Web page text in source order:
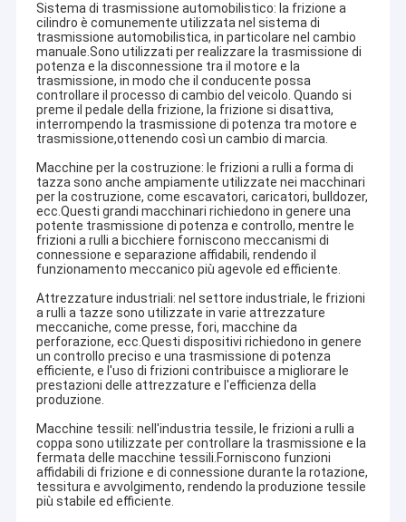
Sistema di trasmissione automobilistico: la frizione a
cilindro è comunemente utilizzata nel sistema di
trasmissione automobilistica, in particolare nel cambio
manuale.Sono utilizzati per realizzare la trasmissione di
potenza e la disconnessione tra il motore e la
trasmissione, in modo che il conducente possa
controllare il processo di cambio del veicolo. Quando si
preme il pedale della frizione, la frizione si disattiva,
interrompendo la trasmissione di potenza tra motore e
trasmissione,ottenendo così un cambio di marcia.
Macchine per la costruzione: le frizioni a rulli a forma di
tazza sono anche ampiamente utilizzate nei macchinari
per la costruzione, come escavatori, caricatori, bulldozer,
ecc.Questi grandi macchinari richiedono in genere una
potente trasmissione di potenza e controllo, mentre le
frizioni a rulli a bicchiere forniscono meccanismi di
connessione e separazione affidabili, rendendo il
funzionamento meccanico più agevole ed efficiente.
Attrezzature industriali: nel settore industriale, le frizioni
a rulli a tazze sono utilizzate in varie attrezzature
meccaniche, come presse, fori, macchine da
perforazione, ecc.Questi dispositivi richiedono in genere
un controllo preciso e una trasmissione di potenza
efficiente, e l'uso di frizioni contribuisce a migliorare le
prestazioni delle attrezzature e l'efficienza della
produzione.
Macchine tessili: nell'industria tessile, le frizioni a rulli a
coppa sono utilizzate per controllare la trasmissione e la
fermata delle macchine tessili.Forniscono funzioni
affidabili di frizione e di connessione durante la rotazione,
tessitura e avvolgimento, rendendo la produzione tessile
più stabile ed efficiente.